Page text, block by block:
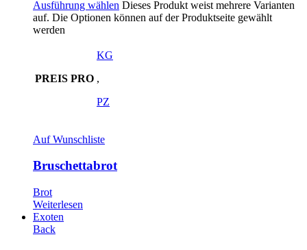
Ausführung wählen Dieses Produkt weist mehrere Varianten
auf. Die Optionen können auf der Produktseite gewählt
werden
PREIS PRO
KG
,
PZ
Auf Wunschliste
Bruschettabrot
Brot
Weiterlesen
Exoten
Back